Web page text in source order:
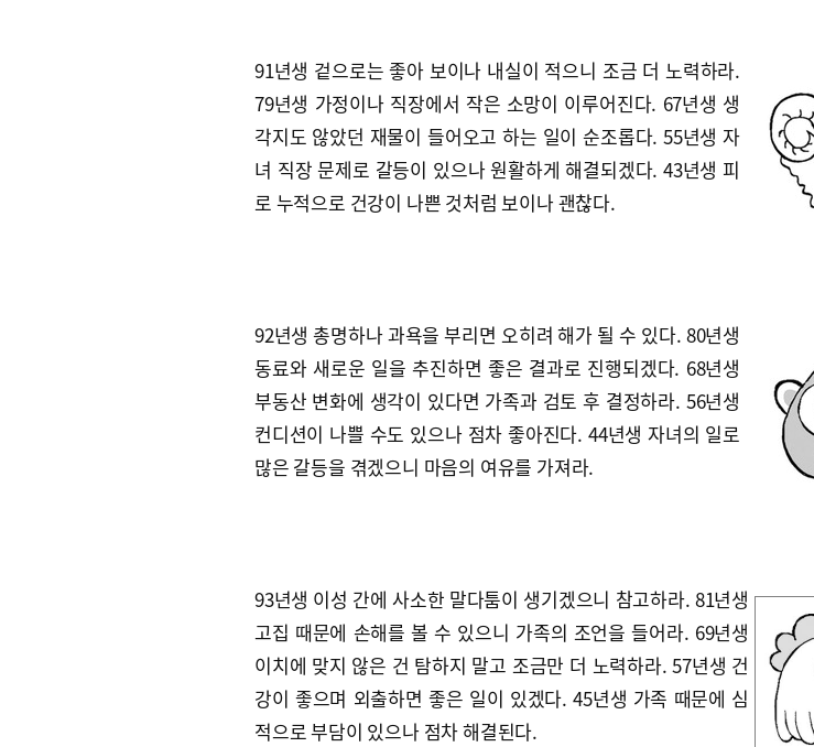
91년생 겉으로는 좋아 보이나 내실이 적으니 조금 더 노력하라.
79년생 가정이나 직장에서 작은 소망이 이루어진다. 67년생 생
각지도 않았던 재물이 들어오고 하는 일이 순조롭다. 55년생 자
녀 직장 문제로 갈등이 있으나 원활하게 해결되겠다. 43년생 피
로 누적으로 건강이 나쁜 것처럼 보이나 괜찮다.
92년생 총명하나 과욕을 부리면 오히려 해가 될 수 있다. 80년생
동료와 새로운 일을 추진하면 좋은 결과로 진행되겠다. 68년생
부동산 변화에 생각이 있다면 가족과 검토 후 결정하라. 56년생
컨디션이 나쁠 수도 있으나 점차 좋아진다. 44년생 자녀의 일로
많은 갈등을 겪겠으니 마음의 여유를 가져라.
93년생 이성 간에 사소한 말다툼이 생기겠으니 참고하라. 81년생
고집 때문에 손해를 볼 수 있으니 가족의 조언을 들어라. 69년생
이치에 맞지 않은 건 탐하지 말고 조금만 더 노력하라. 57년생 건
강이 좋으며 외출하면 좋은 일이 있겠다. 45년생 가족 때문에 심
적으로 부담이 있으나 점차 해결된다.